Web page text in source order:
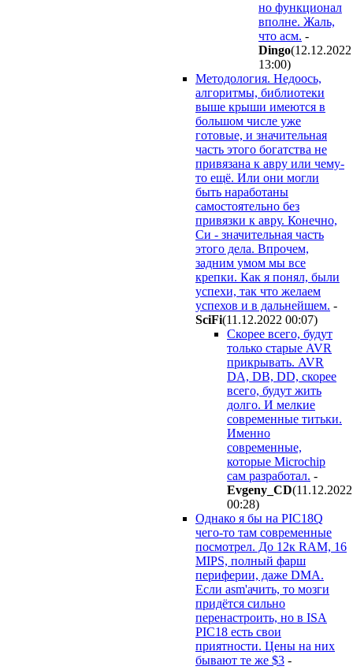
но функционал
вполне. Жаль,
что асм. -
Dingo(12.12.2022
13:00)
Методология. Недоось,
алгоритмы, библиотеки
выше крыши имеются в
большом числе уже
готовые, и значительная
часть этого богатства не
привязана к авру или чему-
то ещё. Или они могли
быть наработаны
самостоятельно без
привязки к авру. Конечно,
Си - значительная часть
этого дела. Впрочем,
задним умом мы все
крепки. Как я понял, были
успехи, так что желаем
успехов и в дальнейшем. -
SciFi(11.12.2022 00:07)
Скорее всего, будут
только старые AVR
прикрывать. AVR
DA, DB, DD, скорее
всего, будут жить
долго. И мелкие
современные титьки.
Именно
современные,
которые Microchip
сам разработал. -
Evgeny_CD(11.12.2022
00:28)
Однако я бы на PIC18Q
чего-то там современные
посмотрел. До 12к RAM, 16
MIPS, полный фарш
периферии, даже DMA.
Если asm'ачить, то мозги
придётся сильно
перенастроить, но в ISA
PIC18 есть свои
приятности. Цены на них
бывают те же $3 -